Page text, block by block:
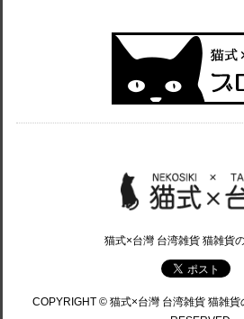
猫式×台灣 台湾雑貨 猫雑貨
COPYRIGHT © 猫式×台灣 台湾雑貨 猫雑